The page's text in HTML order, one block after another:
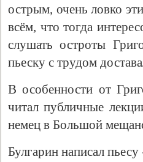
острым, очень ловко
всём, что тогда
слушать остроты
пьеску с трудом
В особенности от
читал публичные
немец в Большой
Булгарин написал